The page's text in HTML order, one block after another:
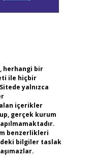
herhangi bir
ile hiçbir
yalnızca
içerikler
gerçek kurum
benzerlikleri
bilgiler taslak